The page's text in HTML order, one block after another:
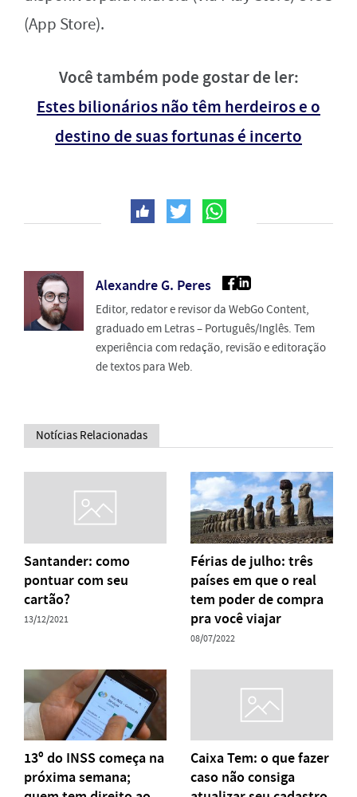
(App Store).
Você também pode gostar de ler:
Estes bilionários não têm herdeiros e o
destino de suas fortunas é incerto
Alexandre G. Peres
Editor, redator e revisor da WebGo Content,
graduado em Letras – Português/Inglês. Tem
experiência com redação, revisão e editoração
de textos para Web.
Notícias Relacionadas
Santander: como
pontuar com seu
cartão?
13/12/2021
Férias de julho: três
países em que o real
tem poder de compra
pra você viajar
08/07/2022
13º do INSS começa na
próxima semana;
Caixa Tem: o que fazer
caso não consiga